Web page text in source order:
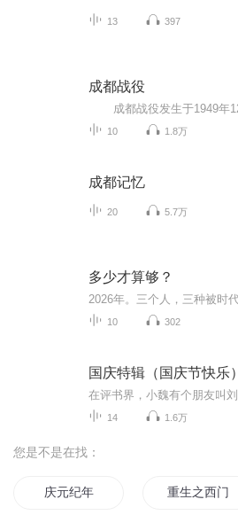
13 397
成都战役
10 1.8万
成都记忆
20 5.7万
多少才算够？
10 302
国庆特辑（国庆节快乐）
14 1.6万
您是不是在找：
庆元纪年 重生之西门庆